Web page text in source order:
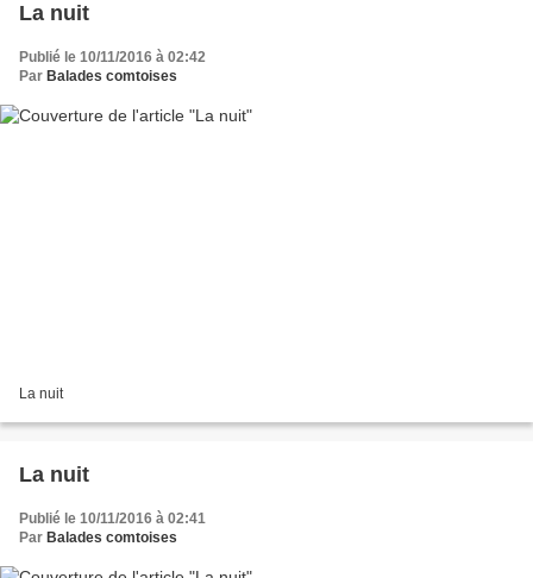
La nuit
Publié le 10/11/2016 à 02:42
Par Balades comtoises
La nuit
La nuit
Publié le 10/11/2016 à 02:41
Par Balades comtoises